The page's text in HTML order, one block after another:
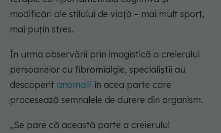
modificări ale stilului de viață – mai mult sport,
mai puțin stres.
În urma observării prin imagistică a creierului
persoanelor cu fibromialgie, specialiștii au
descoperit anomalii în acea parte care
procesează semnalele de durere din organism.
„Se pare că această parte a creierului